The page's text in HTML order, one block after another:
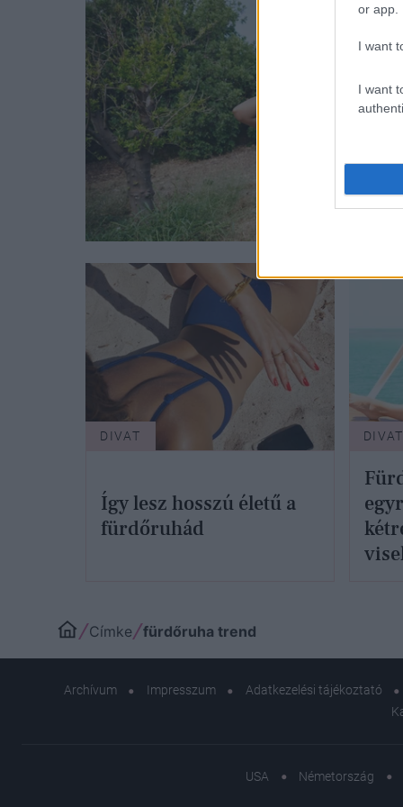
or app.
I want
I want
DIVAT
Így lesz hosszú életű a
fürdőruhád
DIVAT
Címke fürdőruha trend
Archívum Impresszum Adatkezelési tájékoztató
USA Németország